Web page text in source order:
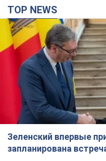
TOP NEWS
Зеленский впервые
запланирована